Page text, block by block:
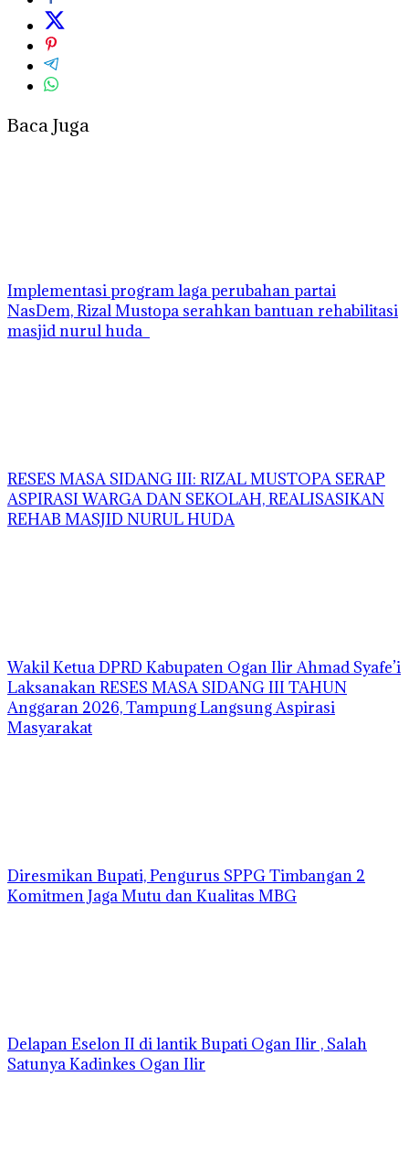
Baca Juga
Implementasi program laga perubahan partai
NasDem, Rizal Mustopa serahkan bantuan rehabilitasi
masjid nurul huda
RESES MASA SIDANG III: RIZAL MUSTOPA SERAP
ASPIRASI WARGA DAN SEKOLAH, REALISASIKAN
REHAB MASJID NURUL HUDA
Wakil Ketua DPRD Kabupaten Ogan Ilir Ahmad Syafe’i
Laksanakan RESES MASA SIDANG III TAHUN
Anggaran 2026, Tampung Langsung Aspirasi
Masyarakat
Diresmikan Bupati, Pengurus SPPG Timbangan 2
Komitmen Jaga Mutu dan Kualitas MBG
Delapan Eselon II di lantik Bupati Ogan Ilir , Salah
Satunya Kadinkes Ogan Ilir